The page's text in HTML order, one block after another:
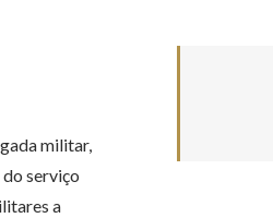
militar,
serviço
a